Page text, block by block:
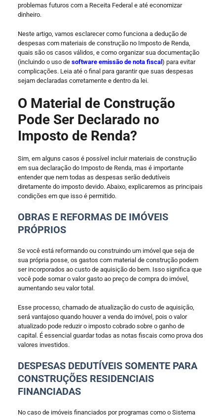
problemas futuros com a Receita Federal e até economizar
dinheiro.
Neste artigo, vamos esclarecer como funciona a dedução de
despesas com materiais de construção no Imposto de Renda,
quais são os casos válidos, e como organizar sua documentação
(incluindo o uso de software emissão de nota fiscal) para evitar
complicações. Leia até o final para garantir que suas despesas
sejam declaradas corretamente e dentro da lei.
O Material de Construção
Pode Ser Declarado no
Imposto de Renda?
Sim, em alguns casos é possível incluir materiais de construção
em sua declaração do Imposto de Renda, mas é importante
entender que nem todas as despesas serão dedutíveis
diretamente do imposto devido. Abaixo, explicaremos as principais
condições em que isso é permitido.
OBRAS E REFORMAS DE IMÓVEIS
PRÓPRIOS
Se você está reformando ou construindo um imóvel que seja de
sua própria posse, os gastos com material de construção podem
ser incorporados ao custo de aquisição do bem. Isso significa que
você pode somar o valor gasto ao preço de compra do imóvel,
aumentando seu valor total.
Esse processo, chamado de atualização do custo de aquisição,
será vantajoso quando houver a venda do imóvel, pois o valor
atualizado pode reduzir o imposto cobrado sobre o ganho de
capital. É essencial guardar todas as notas fiscais como prova dos
valores investidos.
DESPESAS DEDUTÍVEIS SOMENTE PARA
CONSTRUÇÕES RESIDENCIAIS
FINANCIADAS
No caso de imóveis financiados por programas como o Sistema